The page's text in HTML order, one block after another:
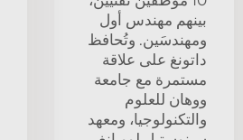
بينهم مهندس أول
ومهندسَين. وتُحافظ
داتونغ على علاقة
مستمرة مع جامعة
ووهان للعلوم
والتكنولوجيا، ومعهد